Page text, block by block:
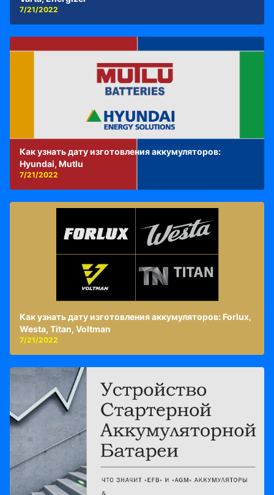
7/21/2022
Как узнать дату изготовления аккумуляторов:
Hyundai, Mutlu
7/21/2022
Как узнать дату изготовления аккумуляторов: Forlux,
Westa, Titan, Voltman
7/21/2022